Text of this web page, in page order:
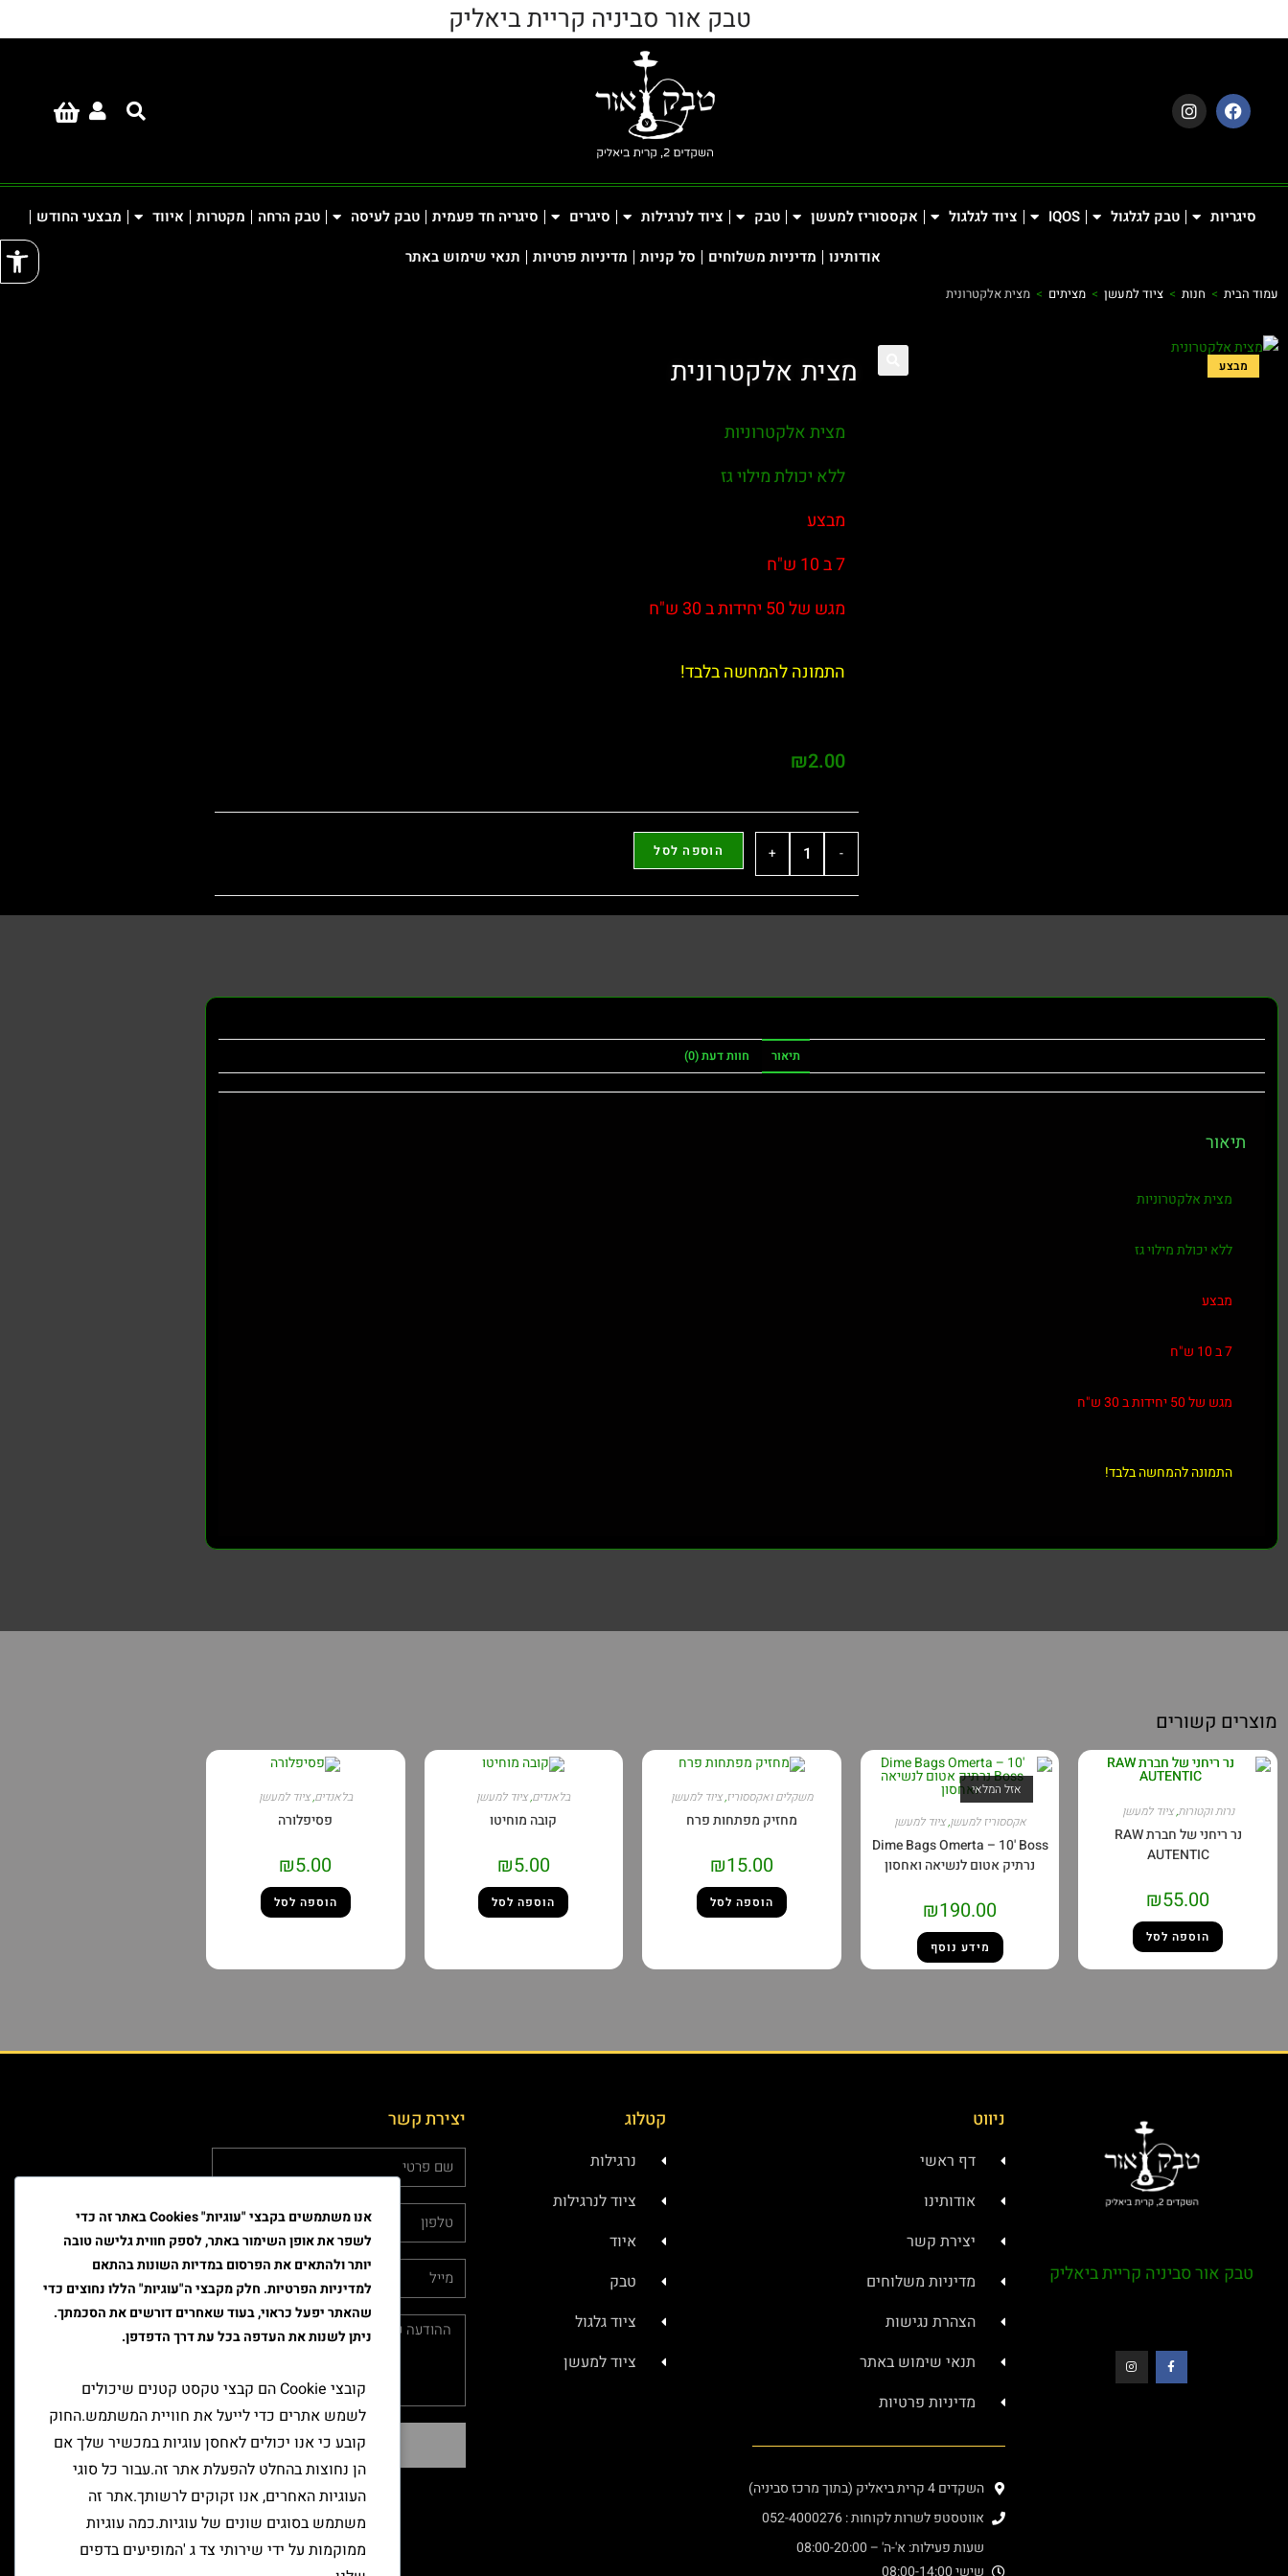
טבק אור סביניה קריית ביאליק
סיגריות טבק לגלגול IQOS ציוד לגלגול אקססוריז למעשן טבק ציוד לנרגילות סיגרים סיגריה חד פעמית טבק לעיסה טבק הרחה מקטרות איווד
מבצעי החודש
אודותינו
מדיניות משלוחים סל קניות מדיניות פרטיות תנאי שימוש באתר
עמוד הבית > חנות > ציוד למעשן > מציתים > מצית אלקטרונית
מבצע מצית אלקטרונית
מצית אלקטרוניות
ללא יכולת מילוי גז
מבצע
7 ב 10 ש"ח
מגש של 50 יחידות ב 30 ש"ח
התמונה להמחשה בלבד!
₪2.00
-
+ הוספה לסל
תיאור חוות דעת (0)
תיאור
מצית אלקטרוניות
ללא יכולת מילוי גז
מבצע
7 ב 10 ש"ח
מגש של 50 יחידות ב 30 ש"ח
התמונה להמחשה בלבד!
מוצרים קשורים
נרות וקטורות,ציוד למעשן
נר ריחני של חברת RAW
AUTENTIC
₪55.00
הוספה לסל
אזל המלאי
אקססוריז למעשן,ציוד למעשן
Dime Bags Omerta – 10' Boss
נרתיק אטום לנשיאה ואחסון
₪190.00
מידע נוסף
משקלים ואקססוריז,ציוד למעשן
מחזיק מפתחות פרח
₪15.00
הוספה לסל
בלאנדים,ציוד למעשן
קובה מוחיטו
₪5.00
הוספה לסל
בלאנדים,ציוד למעשן
פסיפלורה
₪5.00
הוספה לסל
טבק אור סביניה קריית ביאליק
ניווט
דף ראשי
אודותינו
יצירת קשר
מדיניות משלוחים
הצהרת נגישות
תנאי שימוש באתר
מדיניות פרטיות
השקדים 4 קרית ביאליק (בתוך מרכז סביניה)
אווטסטפ לשרות לקוחות : 052-4000276
שעות פעילות: א'-ה' – 08:00-20:00
שישי 08:00-14:00
קטלוג
נרגילות
ציוד לנרגילות
איוד
טבק
ציוד גלגול
ציוד למעשן
יצירת קשר
שליחה
אנו משתמשים בקבצי "עוגיות" Cookies באתר זה כדי
לשפר את אופן השימור באתר, לספק חווית גלישה טובה
יותר ולהתאים את הפרסום במדיות השונות בהתאם
למדיניות הפרטיות. חלק מקבצי ה"עוגיות" הללו נחוצים כדי
שהאתר יפעל כראוי, בעוד שאחרים דורשים את הסכמתך.
ניתן לשנות את העדפה בכל עת דרך הדפדפן.
קובצי Cookie הם קבצי טקסט קטנים שיכולים
לשמש אתרים כדי לייעל את חוויית המשתמש.החוק
קובע כי אנו יכולים לאחסן עוגיות במכשיר שלך אם
הן נחוצות בהחלט להפעלת אתר זה.עבור כל סוגי
העוגיות האחרים, אנו זקוקים לרשותך.אתר זה
משתמש בסוגים שונים של עוגיות.כמה עוגיות
ממוקמות על ידי שירותי צד ג 'המופיעים בדפים